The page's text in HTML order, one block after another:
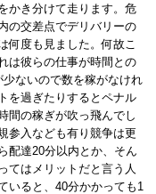
かき分けて走ります。危
の交差点でデリバリーの
何度も見ました。何故こ
は彼らの仕事が時間との
ないので数を稼がなけれ
を過ぎたりするとペナル
間の稼ぎが吹っ飛んでし
参入なども有り競争は更
配達20分以内とか、そん
てはメリットだと言う人
いると、40分かかっても1